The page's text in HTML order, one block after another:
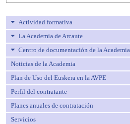
Actividad formativa
La Academia de Arcaute
Centro de documentación de la Academia
Noticias de la Academia
Plan de Uso del Euskera en la AVPE
Perfil del contratante
Planes anuales de contratación
Servicios